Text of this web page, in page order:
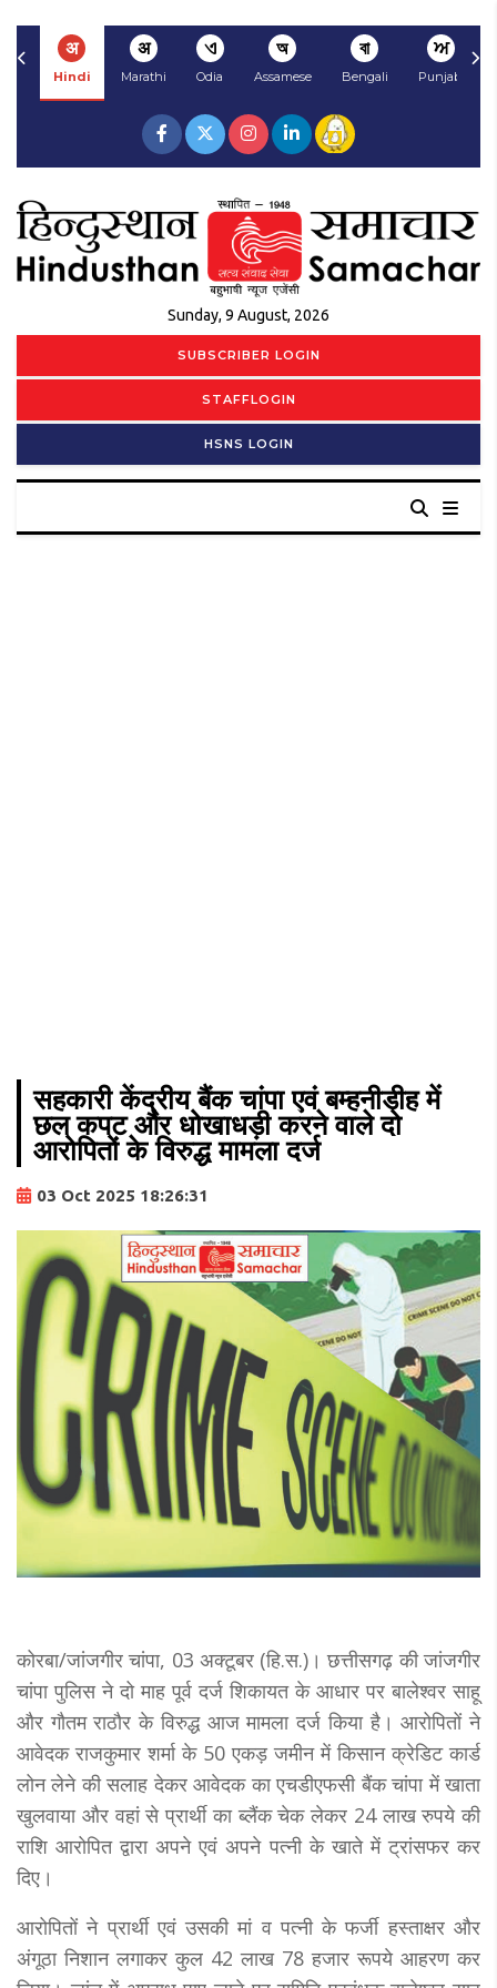
अ
Hindi
अ
Marathi
ଏ
Odia
অ
Assamese
বা
Bengali
ਅ
Punjabi
Sunday, 9 August, 2026
SUBSCRIBER LOGIN
STAFFLOGIN
HSNS LOGIN
सहकारी केंद्रीय बैंक चांपा एवं बम्हनीडीह में
छल कपट और धोखाधड़ी करने वाले दो
आरोपितों के विरुद्ध मामला दर्ज
03 Oct 2025 18:26:31
कोरबा/जांजगीर चांपा, 03 अक्टूबर (हि.स.)। छत्तीसगढ़ की जांजगीर
चांपा पुलिस ने दो माह पूर्व दर्ज शिकायत के आधार पर बालेश्वर साहू
और गौतम राठौर के विरुद्ध आज मामला दर्ज किया है। आरोपितों ने
आवेदक राजकुमार शर्मा के 50 एकड़ जमीन में किसान क्रेडिट कार्ड
लोन लेने की सलाह देकर आवेदक का एचडीएफसी बैंक चांपा में खाता
खुलवाया और वहां से प्रार्थी का ब्लैंक चेक लेकर 24 लाख रुपये की
राशि आरोपित द्वारा अपने एवं अपने पत्नी के खाते में ट्रांसफर कर
दिए।
आरोपितों ने प्रार्थी एवं उसकी मां व पत्नी के फर्जी हस्ताक्षर और
अंगूठा निशान लगाकर कुल 42 लाख 78 हजार रूपये आहरण कर